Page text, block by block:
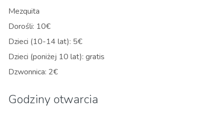
Mezquita
Dorośli: 10€
Dzieci (10-14 lat): 5€
Dzieci (poniżej 10 lat): gratis
Dzwonnica: 2€
Godziny otwarcia